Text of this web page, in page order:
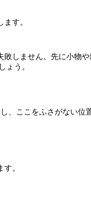
す。
敗しません。先に小物
ょう。
、ここをふさがない位
。